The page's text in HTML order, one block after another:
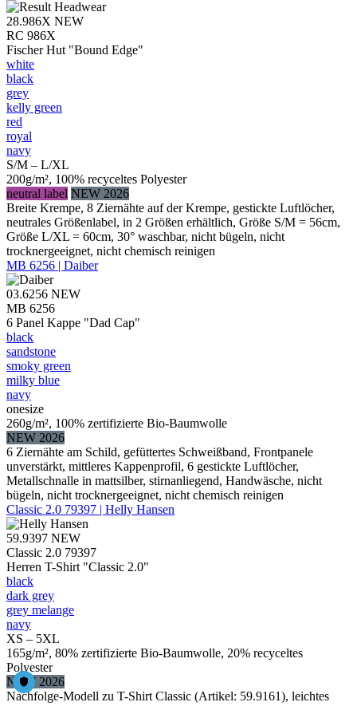
28.986X NEW
RC 986X
Fischer Hut "Bound Edge"
white
black
grey
kelly green
red
royal
navy
S/M – L/XL
200g/m², 100% recyceltes Polyester
neutral label NEW 2026
Breite Krempe, 8 Ziernähte auf der Krempe, gestickte Luftlöcher,
neutrales Größenlabel, in 2 Größen erhältlich, Größe S/M = 56cm,
Größe L/XL = 60cm, 30° waschbar, nicht bügeln, nicht
trocknergeeignet, nicht chemisch reinigen
MB 6256 | Daiber
03.6256 NEW
MB 6256
6 Panel Kappe "Dad Cap"
black
sandstone
smoky green
milky blue
navy
onesize
260g/m², 100% zertifizierte Bio-Baumwolle
NEW 2026
6 Ziernähte am Schild, gefüttertes Schweißband, Frontpanele
unverstärkt, mittleres Kappenprofil, 6 gestickte Luftlöcher,
Metallschnalle in mattsilber, stirnanliegend, Handwäsche, nicht
bügeln, nicht trocknergeeignet, nicht chemisch reinigen
Classic 2.0 79397 | Helly Hansen
59.9397 NEW
Classic 2.0 79397
Herren T-Shirt "Classic 2.0"
black
dark grey
grey melange
navy
XS – 5XL
165g/m², 80% zertifizierte Bio-Baumwolle, 20% recyceltes
Polyester
NEW 2026
Nachfolge-Modell zu T-Shirt Classic (Artikel: 59.9161), leichtes